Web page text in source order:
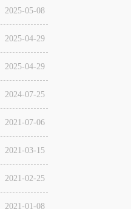
2025-05-08
2025-04-29
2025-04-29
2024-07-25
2021-07-06
2021-03-15
2021-02-25
2021-01-08